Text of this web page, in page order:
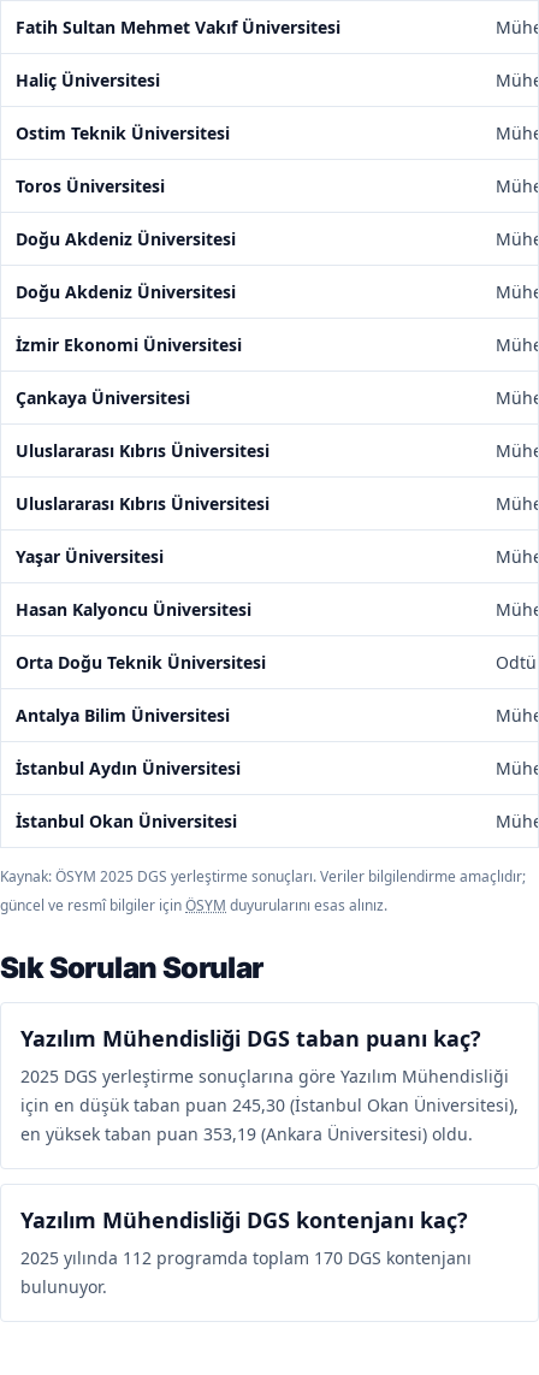
Fatih Sultan Mehmet Vakıf Üniversitesi
Haliç Üniversitesi
Ostim Teknik Üniversitesi
Toros Üniversitesi
Doğu Akdeniz Üniversitesi
Doğu Akdeniz Üniversitesi
İzmir Ekonomi Üniversitesi
Çankaya Üniversitesi
Uluslararası Kıbrıs Üniversitesi
Uluslararası Kıbrıs Üniversitesi
Yaşar Üniversitesi
Hasan Kalyoncu Üniversitesi
Orta Doğu Teknik Üniversitesi Odtü
Antalya Bilim Üniversitesi
İstanbul Aydın Üniversitesi
İstanbul Okan Üniversitesi
Kaynak: ÖSYM 2025 DGS yerleştirme sonuçları. Veriler bilgilendirme amaçlıdır;
güncel ve resmî bilgiler içinÖSYM duyurularını esas alınız.
Sık Sorulan Sorular
Yazılım Mühendisliği DGS taban puanı kaç?
2025 DGS yerleştirme sonuçlarına göre Yazılım Mühendisliği
için en düşük taban puan 245,30 (İstanbul Okan Üniversitesi),
en yüksek taban puan 353,19 (Ankara Üniversitesi) oldu.
Yazılım Mühendisliği DGS kontenjanı kaç?
2025 yılında 112 programda toplam 170 DGS kontenjanı
bulunuyor.